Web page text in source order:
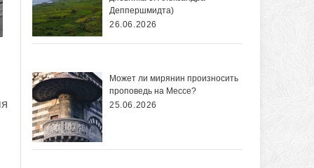
Деппершмидта)
26.06.2026
Может ли мирянин произносить
проповедь на Мессе?
25.06.2026